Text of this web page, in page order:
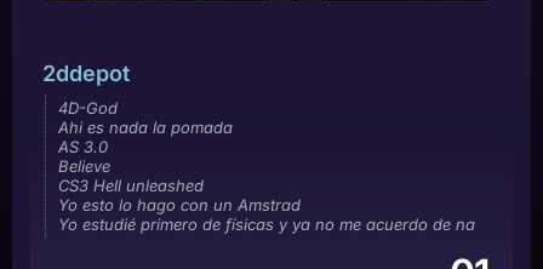
2ddepot
4D-God
Ahi es nada la pomada
AS 3.0
Believe
CS3 Hell unleashed
Yo esto lo hago con un Amstrad
Yo estudié primero de físicas y ya no me acuerdo de na